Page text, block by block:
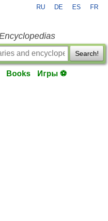
RU DE ES FR
Search!
Books Игры ⚽